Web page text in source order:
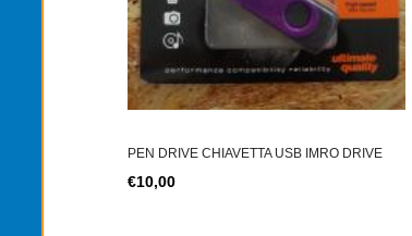
PEN DRIVE CHIAVETTA USB IMRO DRIVE
€10,00